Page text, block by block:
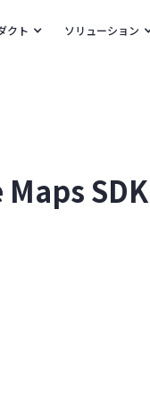
クト ソリューション
SDK